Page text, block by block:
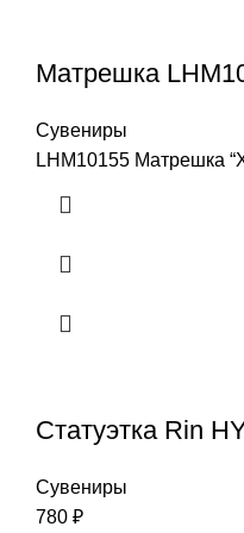
Матрешка
Сувениры
LHM10155 Матрешка
Статуэтка Rin
Сувениры
780 ₽